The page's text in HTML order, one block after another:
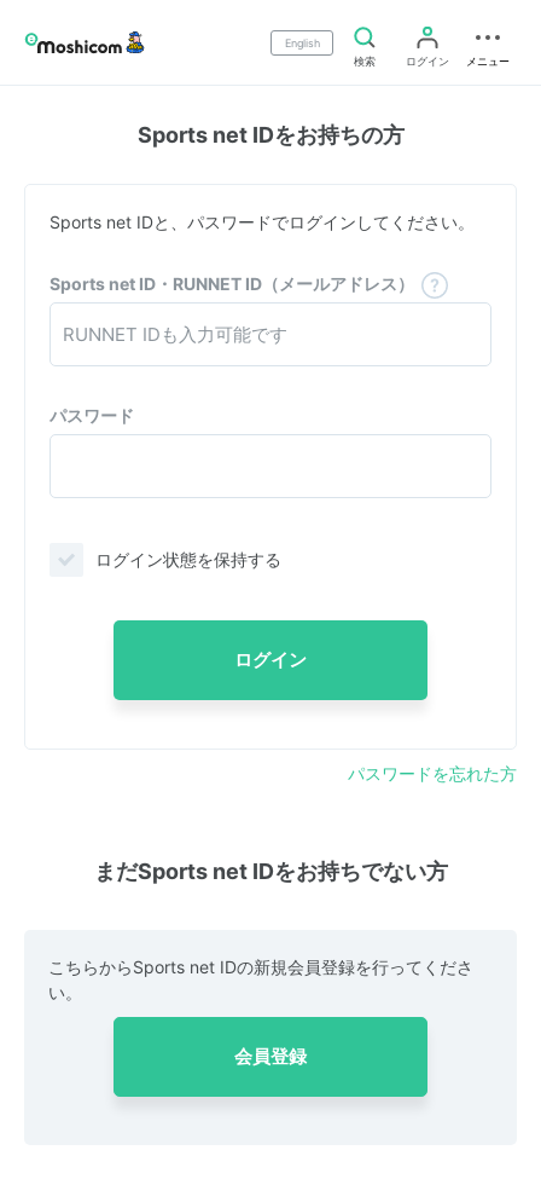
English
検索
ログイン メニュー
Sports net IDをお持ちの方
Sports net IDと、パスワードでログインしてください。
Sports net ID・RUNNET ID（メールアドレス）
パスワード
ログイン状態を保持する
ログイン
パスワードを忘れた方
まだSports net IDをお持ちでない方
こちらからSports net IDの新規会員登録を行ってくださ
い。
会員登録